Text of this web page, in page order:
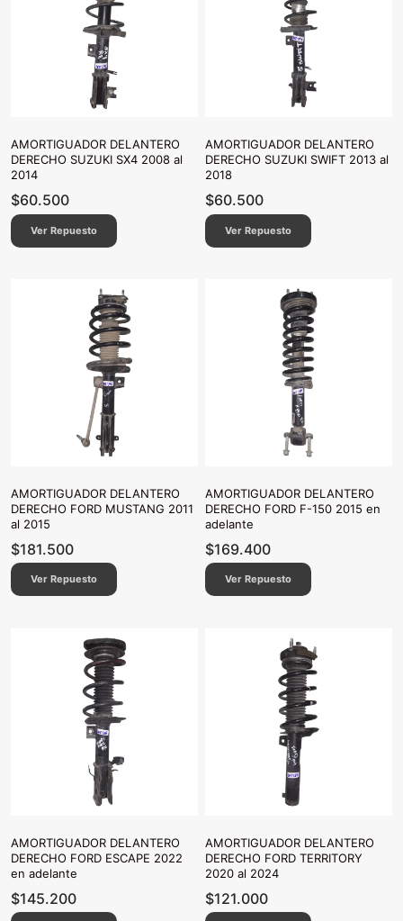
AMORTIGUADOR DELANTERO
DERECHO SUZUKI SX4 2008 al
2014
$60.500
Ver Repuesto
AMORTIGUADOR DELANTERO
DERECHO SUZUKI SWIFT 2013 al
2018
$60.500
Ver Repuesto
AMORTIGUADOR DELANTERO
DERECHO FORD MUSTANG 2011
al 2015
$181.500
Ver Repuesto
AMORTIGUADOR DELANTERO
DERECHO FORD F-150 2015 en
adelante
$169.400
Ver Repuesto
AMORTIGUADOR DELANTERO
DERECHO FORD ESCAPE 2022
en adelante
$145.200
AMORTIGUADOR DELANTERO
DERECHO FORD TERRITORY
2020 al 2024
$121.000